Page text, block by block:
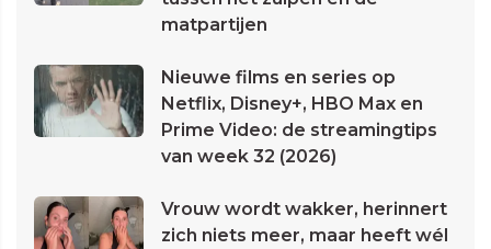
matpartijen
Nieuwe films en series op
Netflix, Disney+, HBO Max en
Prime Video: de streamingtips
van week 32 (2026)
Vrouw wordt wakker, herinnert
zich niets meer, maar heeft wél